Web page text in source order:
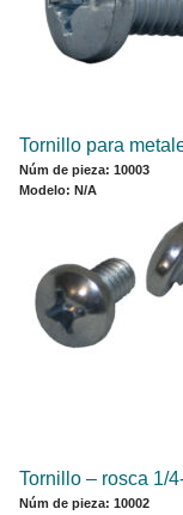
Tornillo para
Núm de pieza: 10003
Modelo: N/A
Tornillo ‒ rosca 1/
Núm de pieza: 10002